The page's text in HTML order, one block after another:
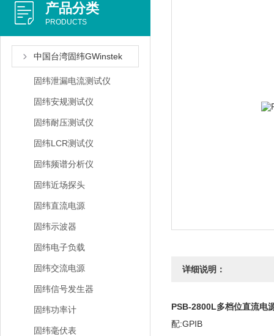
产品分类
PRODUCTS
中国台湾固纬GWinstek
固纬泄漏电流测试仪
固纬安规测试仪
固纬耐压测试仪
固纬LCR测试仪
固纬频谱分析仪
固纬近场探头
固纬直流电源
固纬示波器
固纬电子负载
固纬交流电源
固纬信号发生器
固纬功率计
固纬毫伏表
详细说明：
PSB-2800L多档位直流电
配:GPIB